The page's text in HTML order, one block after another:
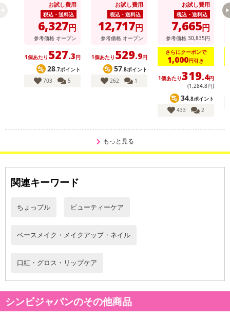
分(2枚入)お試し費用
税込・送料込
6,327円
参考価格 オープン
1個あたり 527.3円
28.7ポイント
703
5
分(2枚入)お試し費用
税込・送料込
12,717円
参考価格 オープン
1個あたり 529.9円
57.8ポイント
262
1
お試し費用
税込・送料込
7,665円
参考価格 30,835円
さらにクーポンで
1,000円引き
1個あたり319.4円
(1,284.8円)
34.8ポイント
433
2
もっと見る
関連キーワード
ちょっプル ビューティーケア
ベースメイク・メイクアップ・ネイル
口紅・グロス・リップケア
シンビジャパンのその他商品